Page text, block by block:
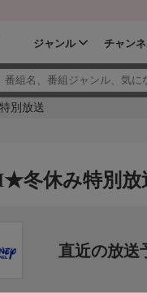
ジャンル チャン
別放送
冬休み特別放
直近の放送